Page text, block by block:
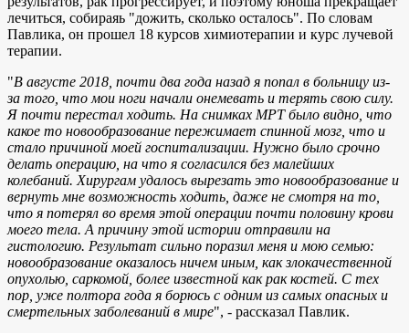
лечиться, собираяь "дожить, сколько осталось". По словам
Павлика, он прошел 18 курсов химиотерапии и курс лучевой
терапии.
"В августе 2018, почти два года назад я попал в больницу из-
за того, что мои ноги начали онемевать и терять свою силу.
Я почти перестал ходить. На снимках МРТ было видно, что
какое то новообразование пережимает спинной мозг, что и
стало причиной моей госпитализации. Нужно было срочно
делать операцию, на что я согласился без малейших
колебаний. Хирургам удалось вырезать это новообразование и
вернуть мне возможность ходить, даже не смотря на то,
что я потерял во время этой операции почти половину крови
моего тела. А причину этой истории отправили на
гистологию. Результат сильно поразил меня и мою семью:
новообразование оказалось ничем иным, как злокачественной
опухолью, саркомой, более известной как рак костей. С тех
пор, уже полтора года я борюсь с одним из самых опасных и
смертельных заболеваний в мире", - рассказал Павлик.